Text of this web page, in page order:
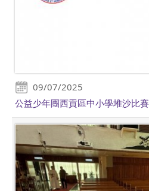
09/07/2025
公益少年團西貢區中小學堆沙比賽